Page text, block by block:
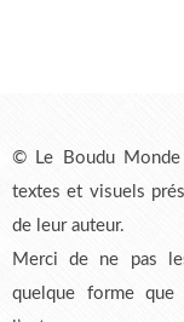
© Le Boudu Monde
textes et visuels
de leur auteur.
Merci de ne pas
quelque forme